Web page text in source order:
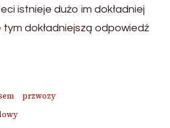
istnieje dużo im dokładniej
dokładniejszą odpowiedź
przwozy